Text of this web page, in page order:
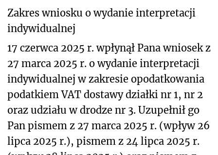
Zakres wniosku o wydanie interpretacji
indywidualnej
17 czerwca 2025 r. wpłynął Pana wniosek z
27 marca 2025 r. o wydanie interpretacji
indywidualnej w zakresie opodatkowania
podatkiem VAT dostawy działki nr 1, nr 2
oraz udziału w drodze nr 3. Uzupełnił go
Pan pismem z 27 marca 2025 r. (wpływ 26
lipca 2025 r.), pismem z 24 lipca 2025 r.